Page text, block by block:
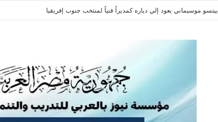
رسمياً.. الزمالك يجدد الثقة في معتمد جمال مدير فنياً للفارس الابيض